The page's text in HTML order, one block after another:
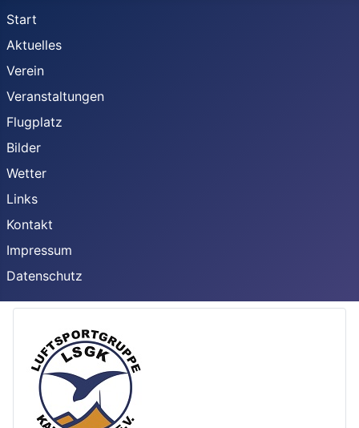
Start
Aktuelles
Verein
Veranstaltungen
Flugplatz
Bilder
Wetter
Links
Kontakt
Impressum
Datenschutz